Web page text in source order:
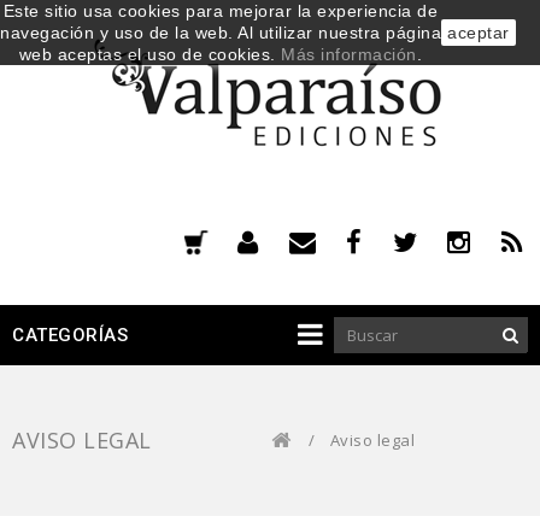
CATEGORÍAS
AVISO LEGAL / Aviso legal
Este sitio usa cookies para mejorar la experiencia de
navegación y uso de la web. Al utilizar nuestra página
web aceptas el uso de cookies. Más información
aceptar